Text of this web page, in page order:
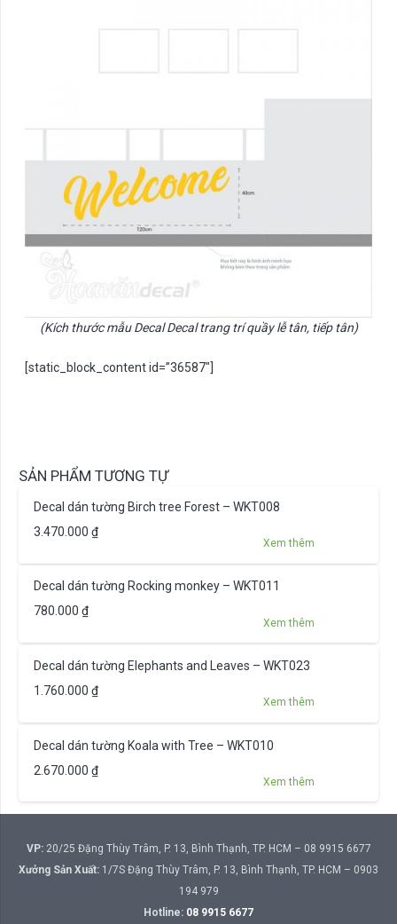
(Kích thước mẫu Decal Decal trang trí quầy lễ tân, tiếp tân)
[static_block_content id=”36587″]
SẢN PHẨM TƯƠNG TỰ
Decal dán tường Birch tree Forest – WKT008
3.470.000 ₫
Xem thêm
Decal dán tường Rocking monkey – WKT011
780.000 ₫
Xem thêm
Decal dán tường Elephants and Leaves – WKT023
1.760.000 ₫
Xem thêm
Decal dán tường Koala with Tree – WKT010
2.670.000 ₫
Xem thêm
VP:20/25 Đặng Thùy Trâm, P. 13, Bình Thạnh, TP. HCM – 08 9915 6677
Xưởng Sản Xuất: 1/7S Đặng Thùy Trâm, P. 13, Bình Thạnh, TP. HCM – 0903
194 979
Hotline: 08 9915 6677